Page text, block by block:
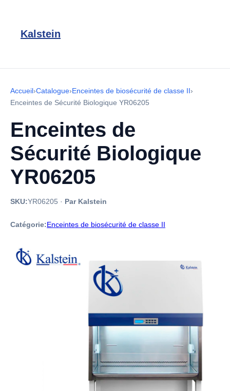
Kalstein
Accueil›Catalogue›Enceintes de biosécurité de classe II›
Enceintes de Sécurité Biologique YR06205
Enceintes de
Sécurité Biologique
YR06205
SKU:YR06205 · Par Kalstein
Catégorie:Enceintes de biosécurité de classe II